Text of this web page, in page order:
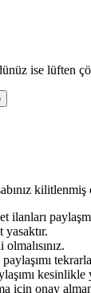
ise lüften
ilanları
olmalısınız.
kesinlikle
için onay